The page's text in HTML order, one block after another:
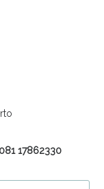
081 17862330